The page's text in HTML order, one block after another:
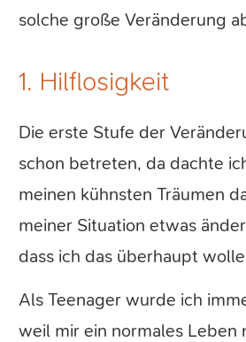
solche große Veränderung
1. Hilflosigkeit
Die erste Stufe der
schon betreten, da dachte
meinen kühnsten Träumen
meiner Situation etwas
dass ich das überhaupt
Als Teenager wurde ich
weil mir ein normales Leben